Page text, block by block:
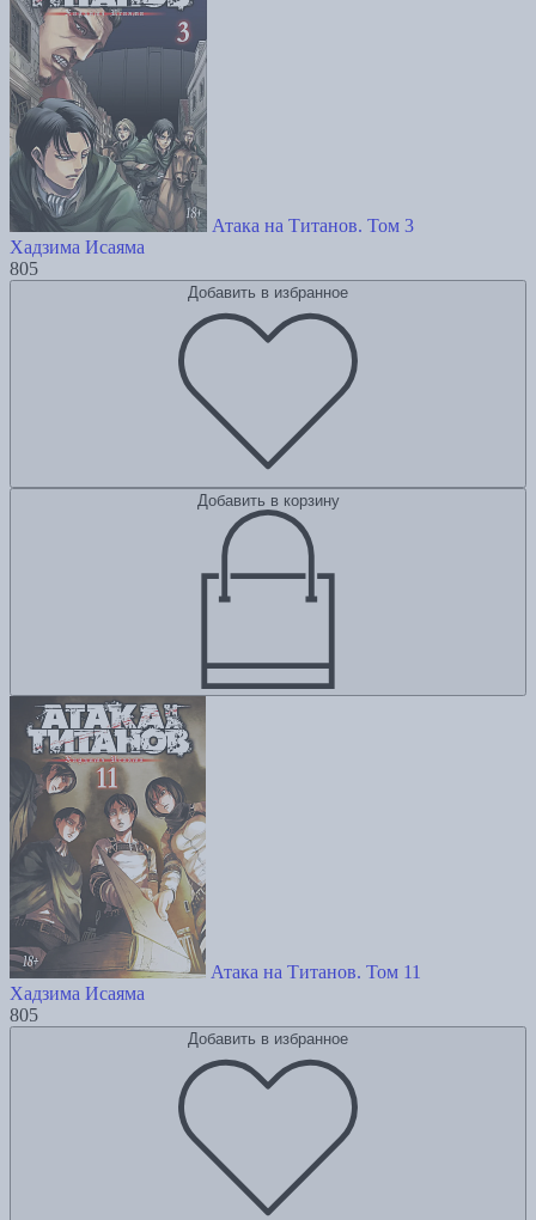
Атака на Титанов. Том 3
Хадзима Исаяма
805
Добавить в избранное
Добавить в корзину
Атака на Титанов. Том 11
Хадзима Исаяма
805
Добавить в избранное